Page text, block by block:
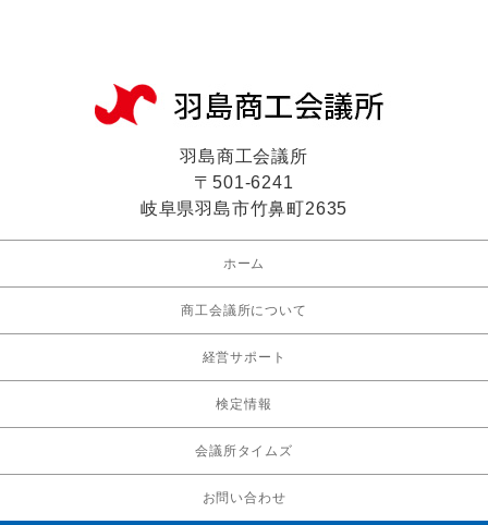
羽島商工会議所
〒501-6241
岐阜県羽島市竹鼻町2635
ホーム
商工会議所について
経営サポート
検定情報
会議所タイムズ
お問い合わせ